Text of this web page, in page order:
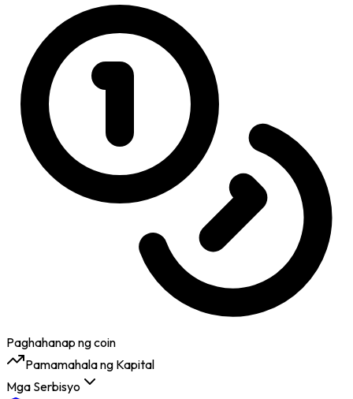
Paghahanap ng coin
Pamamahala ng Kapital
Mga Serbisyo